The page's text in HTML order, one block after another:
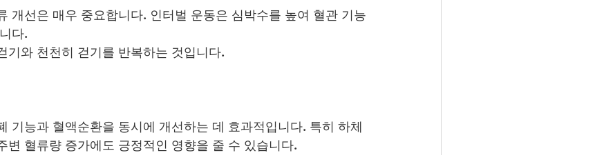
개선은 매우 중요합니다. 인터벌 운동은 심박수를 높여 혈관 기능
다.
기와 천천히 걷기를 반복하는 것입니다.
기능과 혈액순환을 동시에 개선하는 데 효과적입니다. 특히 하체
변 혈류량 증가에도 긍정적인 영향을 줄 수 있습니다.